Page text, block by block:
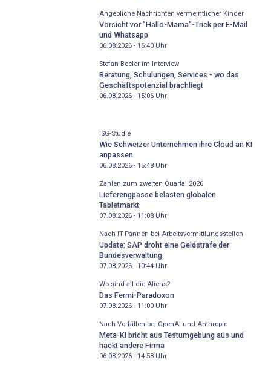
Angebliche Nachrichten vermeintlicher Kinder
Vorsicht vor "Hallo-Mama"-Trick per E-Mail
und Whatsapp
06.08.2026 - 16:40Uhr
Stefan Beeler im Interview
Beratung, Schulungen, Services - wo das
Geschäftspotenzial brachliegt
06.08.2026 - 15:06Uhr
ISG-Studie
Wie Schweizer Unternehmen ihre Cloud an KI
anpassen
06.08.2026 - 15:48Uhr
Zahlen zum zweiten Quartal 2026
Lieferengpässe belasten globalen
Tabletmarkt
07.08.2026 - 11:08Uhr
Nach IT-Pannen bei Arbeitsvermittlungsstellen
Update: SAP droht eine Geldstrafe der
Bundesverwaltung
07.08.2026 - 10:44Uhr
Wo sind all die Aliens?
Das Fermi-Paradoxon
07.08.2026 - 11:00Uhr
Nach Vorfällen bei OpenAI und Anthropic
Meta-KI bricht aus Testumgebung aus und
hackt andere Firma
06.08.2026 - 14:58Uhr